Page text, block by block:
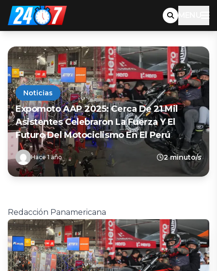
MENU
Noticias
Expomoto AAP 2025: Cerca De 21 Mil
Asistentes Celebraron La Fuerza Y El
Futuro Del Motociclismo En El Perú
Hace 1 año 2 minuto/s
Redacción Panamericana